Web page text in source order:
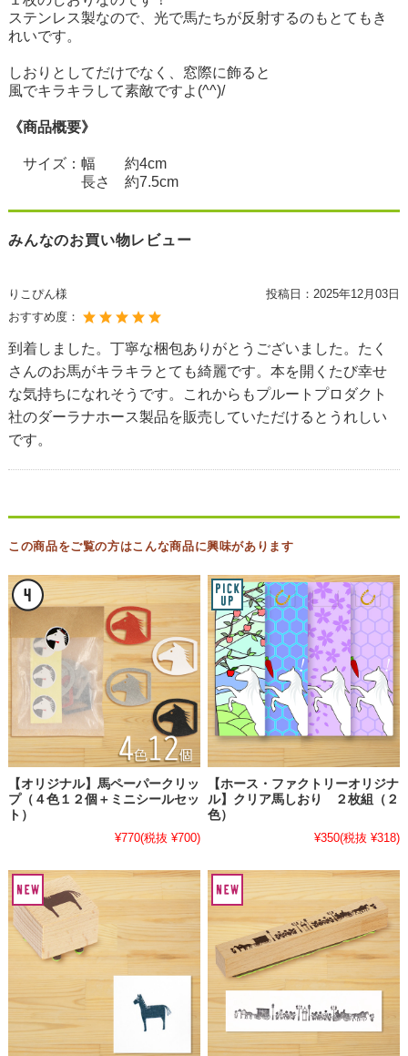
ステンレス製なので、光で馬たちが反射するのもとてもき
れいです。
しおりとしてだけでなく、窓際に飾ると
風でキラキラして素敵ですよ(^^)/
《商品概要》
サイズ：幅 約4cm
長さ 約7.5cm
みんなのお買い物レビュー
りこぴん様 投稿日： 2025年12月03日
おすすめ度：
到着しました。丁寧な梱包ありがとうございました。たく
さんのお馬がキラキラとても綺麗です。本を開くたび幸せ
な気持ちになれそうです。これからもプルートプロダクト
社のダーラナホース製品を販売していただけるとうれしい
です。
この商品をご覧の方はこんな商品に興味があります
【オリジナル】馬ペーパークリッ
プ（４色１２個＋ミニシールセッ
ト）
¥770(税抜 ¥700)
【ホース・ファクトリーオリジナ
ル】クリア馬しおり ２枚組（２
色）
¥350(税抜 ¥318)